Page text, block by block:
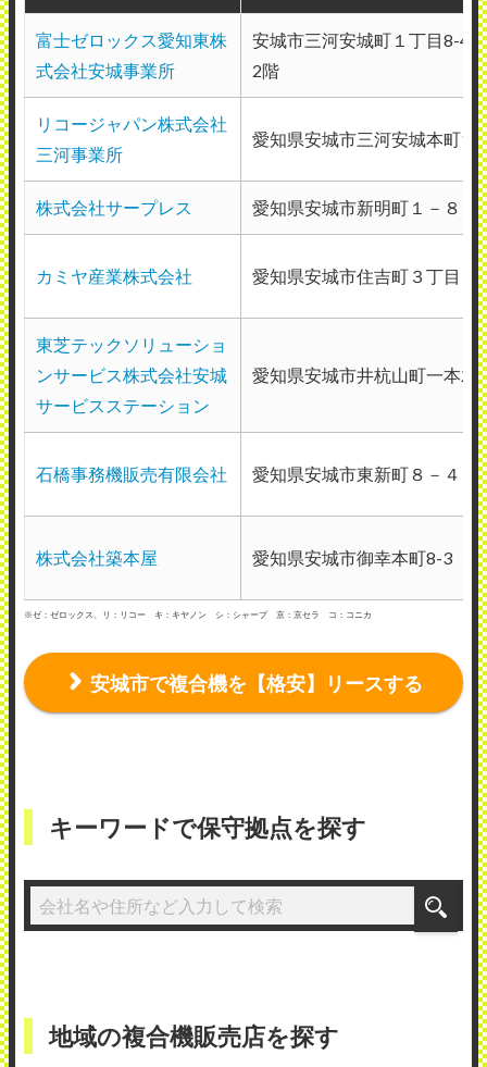
富士ゼロックス愛知東株式会社安城事業所
使用メーカー：富士ゼロックス
地域：愛知県安城市
定期メンテナンスはもちろん、故障したと
しています。 来社の際、もう少し明るく入
ってきて欲しいです。入社当時、担当者さ
んが無言で複合機を点検し始めたときは
「何！この人？」とびっくりしたからで
す。
2026年5月14日投稿
リコージャパン株式会社三河事業所
定期メンテナンスは月に1度です。 コピー
信ですぐに連絡があり、来社してもらえま
す。 修理の場合、担当者によって慣れた人
（業種：サービス業）
富士ゼロックス愛知東株
式会社安城事業所
安城市三河安城町１丁目8-4
2階
リコージャパン株式会社
三河事業所
愛知県安城市三河安城本町1-
株式会社サープレス 愛知県安城市新明町１－８
カミヤ産業株式会社 愛知県安城市住吉町３丁目４
東芝テックソリューショ
ンサービス株式会社安城
サービスステーション
愛知県安城市井杭山町一本木
石橋事務機販売有限会社 愛知県安城市東新町８－４
株式会社築本屋 愛知県安城市御幸本町8-3
※ゼ：ゼロックス、リ：リコー キ：キヤノン シ：シャープ 京：京セラ コ：コニカ
安城市で複合機を【格安】リースする
キーワードで保守拠点を探す
地域の複合機販売店を探す